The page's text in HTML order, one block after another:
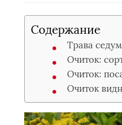
Содержание
Трава
Очиток:
Очиток:
Очиток